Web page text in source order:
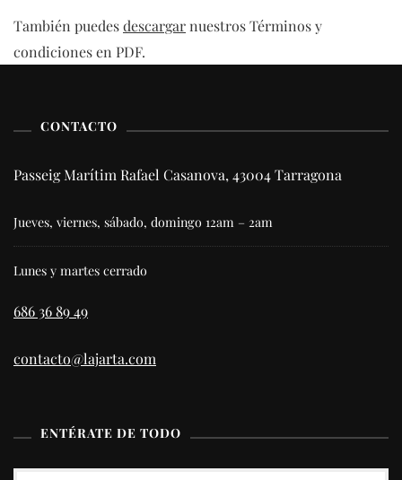
También puedesdescargarnuestros Términos y
condiciones en PDF.
CONTACTO
Passeig Marítim Rafael Casanova, 43004 Tarragona
Jueves, viernes, sábado, domingo 12am – 2am
Lunes y martes cerrado
686 36 89 49
contacto@lajarta.com
ENTÉRATE DE TODO